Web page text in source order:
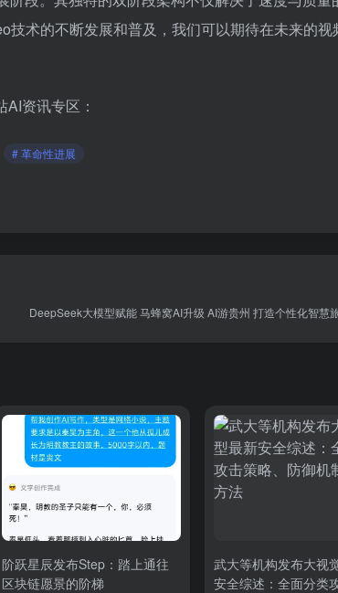
术的不断发展和普及，我们可以期待在未来的视
资讯专区：
# 革命性进展
DeepSeek大模型赋能 马蜂窝AI升级 AI游贵州 打造个性化智慧
阶跃星辰发布Step：踏上通往
区块链愿景的阶梯
武大等机构发布大视
安全综述：全面分类